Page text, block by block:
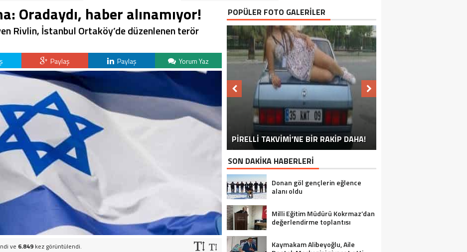
Oradaydı, haber alınamıyor!
Rivlin, İstanbul Ortaköy’de düzenlenen terör
Paylaş Paylaş Yorum Yaz
ve 6.849 kez görüntülendi.
POPÜLER FOTO GALERİLER
PİRELLİ TAKVİMİ’NE BİR RAKİP DAHA!
EN İYİ ‘KURBAN BAYRAMI’ CAPSLERİ!
BUNU SÖYLEMEYEN ESNAF GÖRDÜNÜZ
MÜ?
FOTOĞRAFLARLA HIZAN
FOTOĞRAFLARLA BITLIS
FOTOĞRAFLARLA TATVAN
FOTOĞRAFLARLA GÜROYMAK
FOTOĞRAFLARLA AHLAT
FOTOĞRAFLARLA ADILCEVAZ
FOTOĞRAFLARLA MUTKI
SON DAKİKA HABERLERİ
Donan göl gençlerin eğlence
alanı oldu
Milli Eğitim Müdürü Kokrmaz’dan
değerlendirme toplantısı
Kaymakam Alibeyoğlu, Aile